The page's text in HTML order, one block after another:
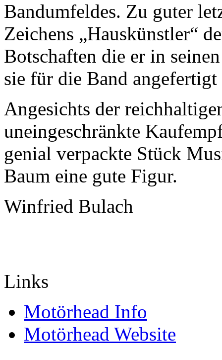
Bandumfeldes. Zu guter
Zeichens „Hauskünstler“
Botschaften die er in
sie für die Band angefertigt
Angesichts der
uneingeschränkte
genial verpackte Stück
Baum eine gute Figur.
Winfried Bulach
Links
Motörhead Info
Motörhead Website